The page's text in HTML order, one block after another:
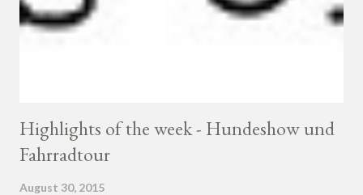
Highlights of the week - Hundeshow und
Fahrradtour
August 30, 2015